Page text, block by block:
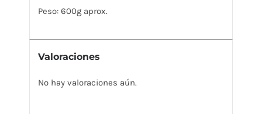
Peso: 600g aprox.
Valoraciones
No hay valoraciones aún.